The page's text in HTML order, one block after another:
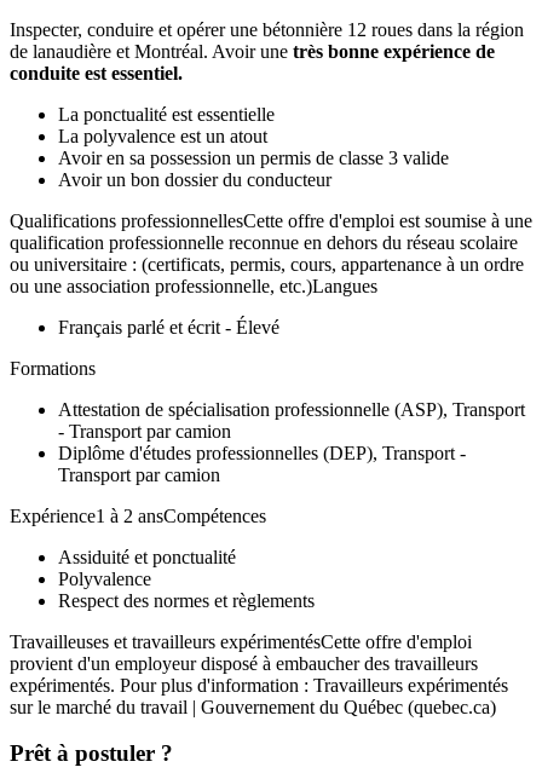
Inspecter, conduire et opérer une bétonnière 12 roues dans la région
de lanaudière et Montréal. Avoir une très bonne expérience de
conduite est essentiel.
La ponctualité est essentielle
La polyvalence est un atout
Avoir en sa possession un permis de classe 3 valide
Avoir un bon dossier du conducteur
Qualifications professionnellesCette offre d'emploi est soumise à une
qualification professionnelle reconnue en dehors du réseau scolaire
ou universitaire : (certificats, permis, cours, appartenance à un ordre
ou une association professionnelle, etc.)Langues
Français parlé et écrit - Élevé
Formations
Attestation de spécialisation professionnelle (ASP), Transport
- Transport par camion
Diplôme d'études professionnelles (DEP), Transport -
Transport par camion
Expérience1 à 2 ansCompétences
Assiduité et ponctualité
Polyvalence
Respect des normes et règlements
Travailleuses et travailleurs expérimentésCette offre d'emploi
provient d'un employeur disposé à embaucher des travailleurs
expérimentés. Pour plus d'information : Travailleurs expérimentés
sur le marché du travail | Gouvernement du Québec (quebec.ca)
Prêt à postuler ?